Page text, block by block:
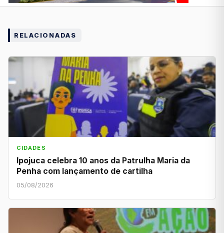
RELACIONADAS
CIDADES
Ipojuca celebra 10 anos da Patrulha Maria da
Penha com lançamento de cartilha
05/08/2026